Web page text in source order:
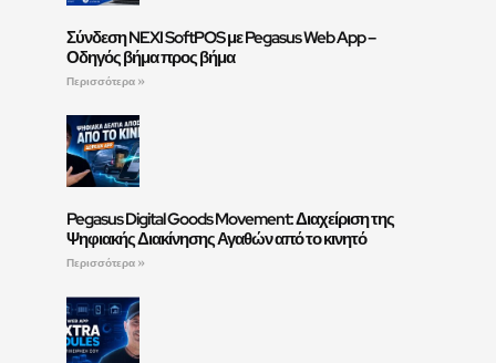
Σύνδεση NEXI SoftPOS με Pegasus Web App –
Οδηγός βήμα προς βήμα
Περισσότερα »
Pegasus Digital Goods Movement: Διαχείριση της
Ψηφιακής Διακίνησης Αγαθών από το κινητό
Περισσότερα »